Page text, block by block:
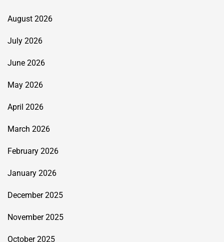
August 2026
July 2026
June 2026
May 2026
April 2026
March 2026
February 2026
January 2026
December 2025
November 2025
October 2025